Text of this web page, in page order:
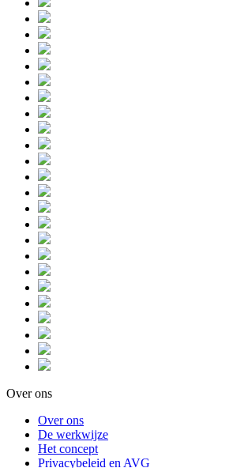
Over ons
Over ons
De werkwijze
Het concept
Privacybeleid en AVG